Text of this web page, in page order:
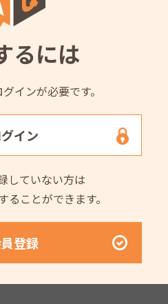
るには
インが必要です。
イン
していない方は
ることができます。
登録